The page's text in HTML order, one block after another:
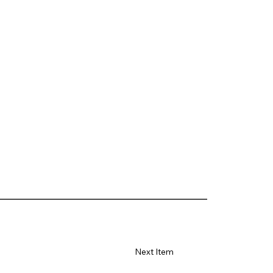
Next Item